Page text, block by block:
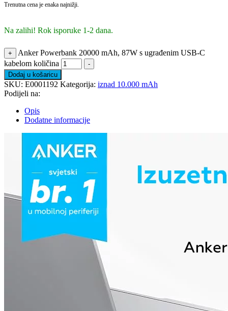
Trenutna cena je enaka najnižji.
Na zalihi! Rok isporuke 1-2 dana.
+
Anker Powerbank 20000 mAh, 87W s ugrađenim USB-C
kabelom količina
-
Dodaj u košaricu
SKU: E0001192 Kategorija: iznad 10.000 mAh
Podijeli na:
Opis
Dodatne informacije